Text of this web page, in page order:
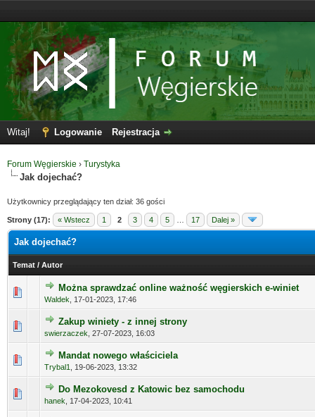
Witaj! Logowanie Rejestracja
Forum Węgierskie › Turystyka
Jak dojechać?
Użytkownicy przeglądający ten dział: 36 gości
Strony (17): « Wstecz 1 2 3 4 5 17 Dalej »
Jak dojechać?
Temat / Autor
Można sprawdzać online ważność węgierskich e-winiet
Waldek 17-01-2023, 17:46
Zakup winiety - z innej strony
swierzaczek 27-07-2023, 16:03
Mandat nowego właściciela
Trybal1 19-06-2023, 13:32
Do Mezokovesd z Katowic bez samochodu
hanek 17-04-2023, 10:41